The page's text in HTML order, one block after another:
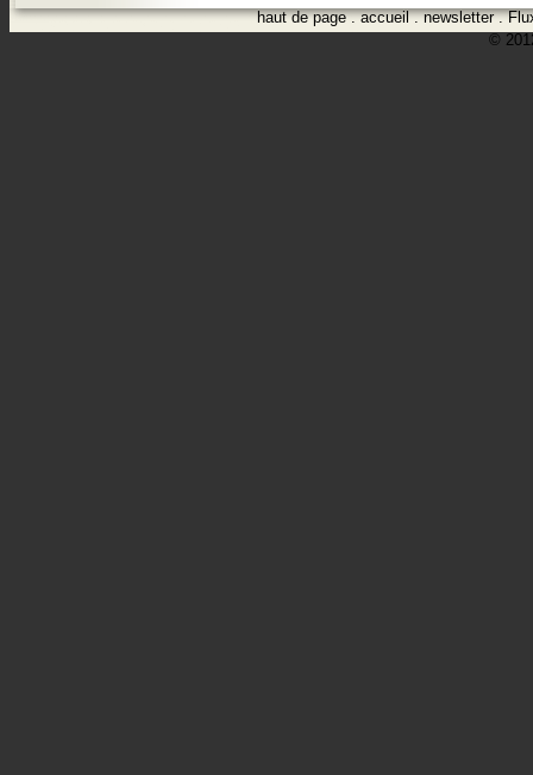
haut de page.accueil.newsletter.
©